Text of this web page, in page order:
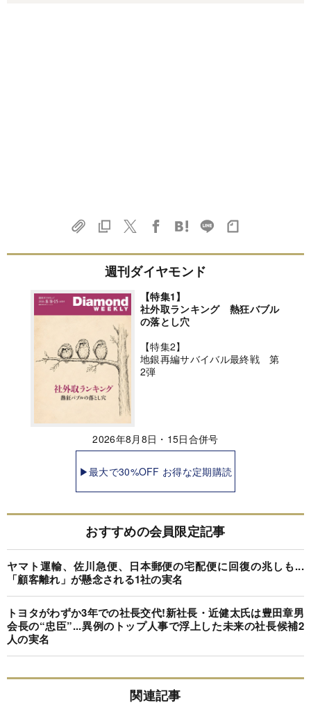
週刊ダイヤモンド
【特集1】
社外取ランキング 熱狂バブル
の落とし穴
【特集2】
地銀再編サバイバル最終戦 第
2弾
2026年8月8日・15日合併号
▶最大で30%OFF お得な定期購読
おすすめの会員限定記事
ヤマト運輸、佐川急便、日本郵便の宅配便に回復の兆しも...
「顧客離れ」が懸念される1社の実名
トヨタがわずか3年での社長交代!新社長・近健太氏は豊田章男
会長の“忠臣”...異例のトップ人事で浮上した未来の社長候補2
人の実名
関連記事